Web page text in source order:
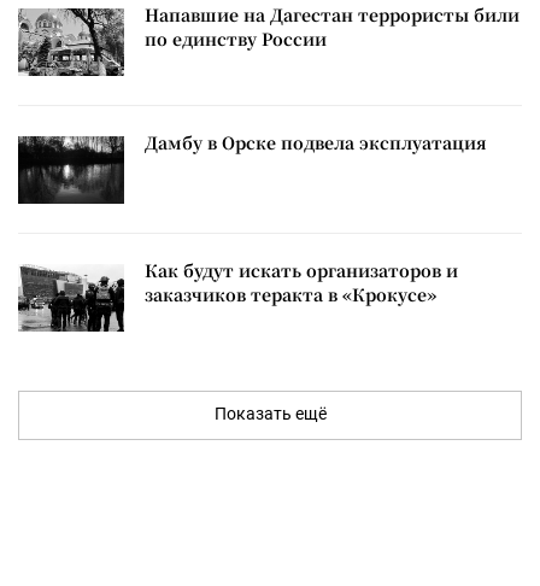
Напавшие на Дагестан террористы били
по единству России
Дамбу в Орске подвела эксплуатация
Как будут искать организаторов и
заказчиков теракта в «Крокусе»
Показать ещё